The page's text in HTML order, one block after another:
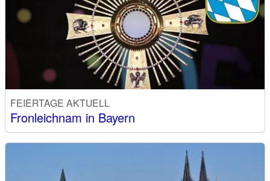
FEIERTAGE AKTUELL
Fronleichnam in Bayern